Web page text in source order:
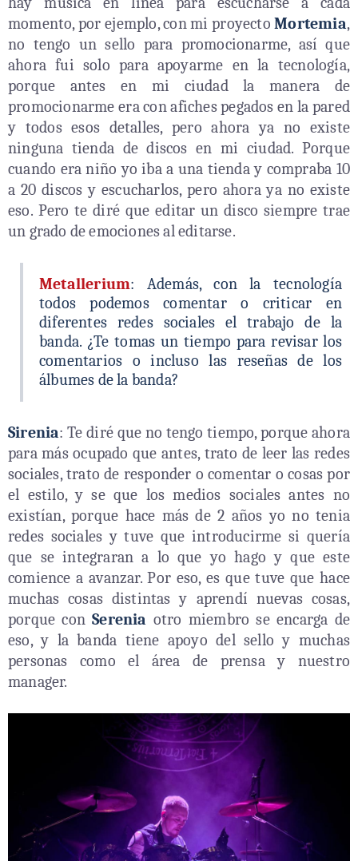
momento, por ejemplo, con mi proyectoMortemia,
no tengo un sello para promocionarme, así que
ahora fui solo para apoyarme en la tecnología,
porque antes en mi ciudad la manera de
promocionarme era con afiches pegados en la pared
y todos esos detalles, pero ahora ya no existe
ninguna tienda de discos en mi ciudad. Porque
cuando era niño yo iba a una tienda y compraba 10
a 20 discos y escucharlos, pero ahora ya no existe
eso. Pero te diré que editar un disco siempre trae
un grado de emociones al editarse.
Metallerium: Además, con la tecnología
todos podemos comentar o criticar en
diferentes redes sociales el trabajo de la
banda. ¿Te tomas un tiempo para revisar los
comentarios o incluso las reseñas de los
álbumes de la banda?
Sirenia: Te diré que no tengo tiempo, porque ahora
para más ocupado que antes, trato de leer las redes
sociales, trato de responder o comentar o cosas por
el estilo, y se que los medios sociales antes no
existían, porque hace más de 2 años yo no tenia
redes sociales y tuve que introducirme si quería
que se integraran a lo que yo hago y que este
comience a avanzar. Por eso, es que tuve que hace
muchas cosas distintas y aprendí nuevas cosas,
porque conSerenia otro miembro se encarga de
eso, y la banda tiene apoyo del sello y muchas
personas como el área de prensa y nuestro
manager.